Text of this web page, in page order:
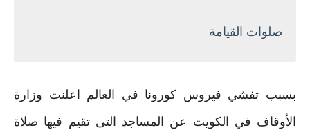
صلوات القيامة
بسبب تفشي فيروس كورونا في العالم اعلنت وزارة
الأوقاف في الكويت عن المساجد التى تقيم فيها صلاة